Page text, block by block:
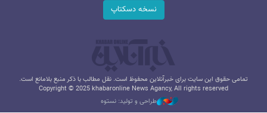
نسخه دسکتاپ
تمامی حقوق این سایت برای خبرآنلاین محفوظ است. نقل مطالب با ذکر منبع بلامانع است.
Copyright © 2025 khabaronline News Agancy, All rights reserved
طراحی و تولید: نستوه